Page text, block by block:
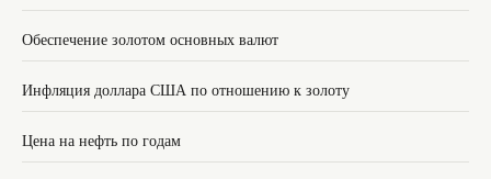
Обеспечение золотом основных валют
Инфляция доллара США по отношению к золоту
Цена на нефть по годам